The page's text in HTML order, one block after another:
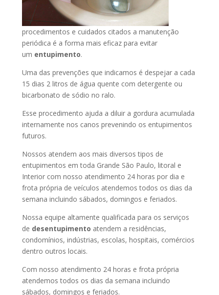
procedimentos e cuidados citados a manutenção
periódica é a forma mais eficaz para evitar
um entupimento.
Uma das prevenções que indicamos é despejar a cada
15 dias 2 litros de água quente com detergente ou
bicarbonato de sódio no ralo.
Esse procedimento ajuda a diluir a gordura acumulada
internamente nos canos prevenindo os entupimentos
futuros.
Nossos atendem aos mais diversos tipos de
entupimentos em toda Grande São Paulo, litoral e
Interior com nosso atendimento 24 horas por dia e
frota própria de veículos atendemos todos os dias da
semana incluindo sábados, domingos e feriados.
Nossa equipe altamente qualificada para os serviços
de desentupimento atendem a residências,
condomínios, indústrias, escolas, hospitais, comércios
dentro outros locais.
Com nosso atendimento 24 horas e frota própria
atendemos todos os dias da semana incluindo
sábados, domingos e feriados.